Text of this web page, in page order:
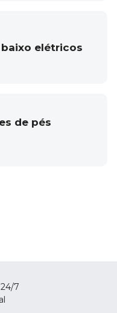
elétricos
de pés
7